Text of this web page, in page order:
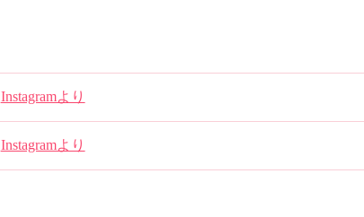
Instagramより
Instagramより